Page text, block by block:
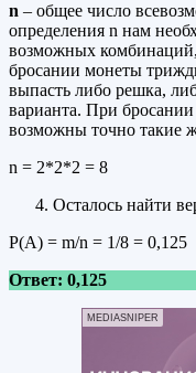
n – общее число
определения n нам
возможных
бросании монеты
выпасть либо решка,
варианта. При бросании
возможны точно такие
n = 2*2*2 = 8
Осталось найти
Р(А) = m/n = 1/8 = 0,125
Ответ: 0,125
MEDIASNIPER